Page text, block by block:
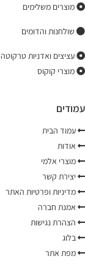
מוצרים משלימים
שולחנות והדומים
עציצים ואדניות טרקוטה
מוצרי קוקוס
עמודים
עמוד הבית
אודות
מוצרי אלמי
יצירת קשר
מדיניות ופרטיות האתר
אמנת חברה
הצהרת נגישות
בלוג
מפת אתר